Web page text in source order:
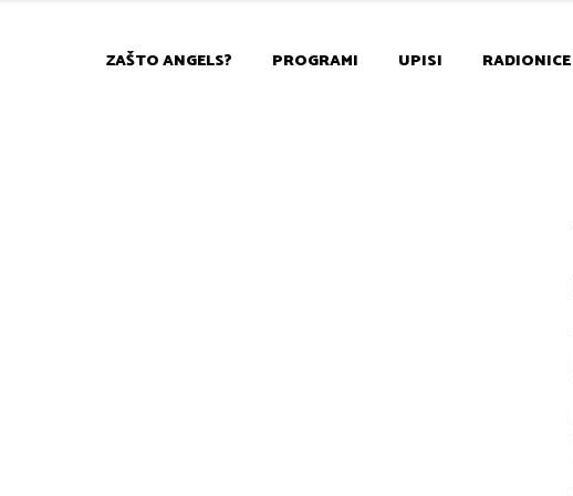
ZAŠTO ANGELS? PROGRAMI UPISI RADIONICE